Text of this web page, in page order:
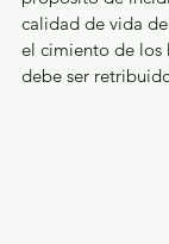
calidad de vida
el cimiento de los
debe ser